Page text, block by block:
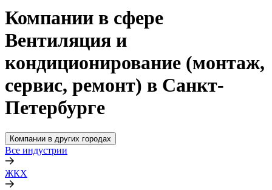
Компании в сфере
Вентиляция и
кондиционирование (монтаж,
сервис, ремонт) в Санкт-
Петербурге
Компании в других городах
Все индустрии
ЖКХ